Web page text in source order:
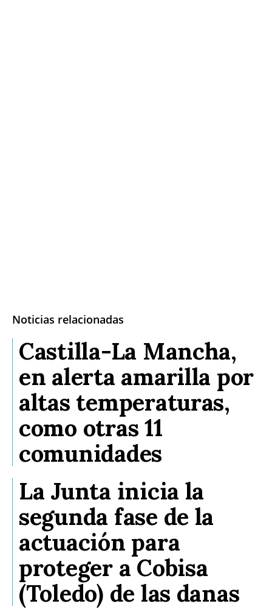
Noticias relacionadas
Castilla-La Mancha,
en alerta amarilla por
altas temperaturas,
como otras 11
comunidades
La Junta inicia la
segunda fase de la
actuación para
proteger a Cobisa
(Toledo) de las danas